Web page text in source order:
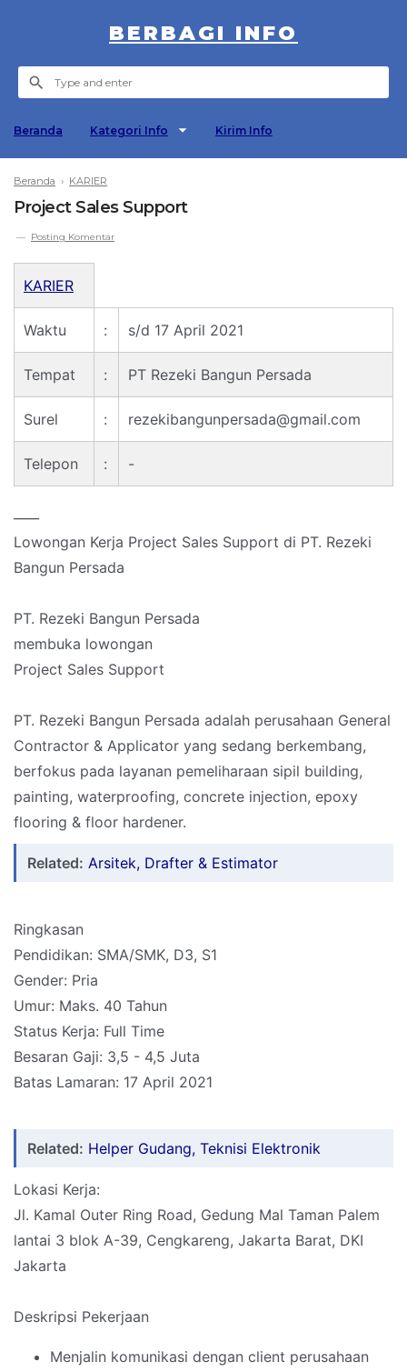
BERBAGI INFO
Beranda Kategori Info Kirim Info
Beranda › KARIER
Project Sales Support
Posting Komentar
KARIER
Waktu : s/d 17 April 2021
Tempat : PT Rezeki Bangun Persada
Surel : rezekibangunpersada@gmail.com
Telepon : -
Lowongan Kerja Project Sales Support di PT. Rezeki
Bangun Persada
PT. Rezeki Bangun Persada
membuka lowongan
Project Sales Support
PT. Rezeki Bangun Persada adalah perusahaan General
Contractor & Applicator yang sedang berkembang,
berfokus pada layanan pemeliharaan sipil building,
painting, waterproofing, concrete injection, epoxy
flooring & floor hardener.
Related: Arsitek, Drafter & Estimator
Ringkasan
Pendidikan: SMA/SMK, D3, S1
Gender: Pria
Umur: Maks. 40 Tahun
Status Kerja: Full Time
Besaran Gaji: 3,5 - 4,5 Juta
Batas Lamaran: 17 April 2021
Related: Helper Gudang, Teknisi Elektronik
Lokasi Kerja:
Jl. Kamal Outer Ring Road, Gedung Mal Taman Palem
lantai 3 blok A-39, Cengkareng, Jakarta Barat, DKI
Jakarta
Deskripsi Pekerjaan
Menjalin komunikasi dengan client perusahaan